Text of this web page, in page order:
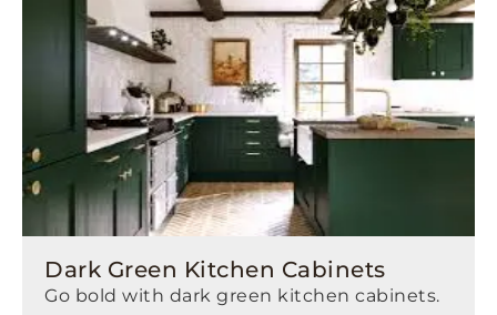
Dark Green Kitchen Cabinets
Go bold with dark green kitchen cabinets.